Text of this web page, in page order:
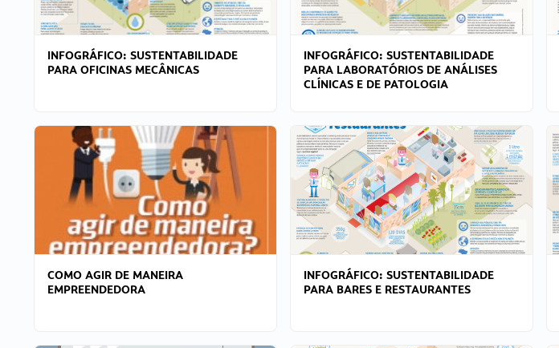
INFOGRÁFICO: SUSTENTABILIDADE
PARA OFICINAS MECÂNICAS
INFOGRÁFICO: SUSTENTABILIDADE
PARA LABORATÓRIOS DE ANÁLISES
CLÍNICAS E DE PATOLOGIA
COMO AGIR DE MANEIRA
EMPREENDEDORA
INFOGRÁFICO: SUSTENTABILIDADE
PARA BARES E RESTAURANTES